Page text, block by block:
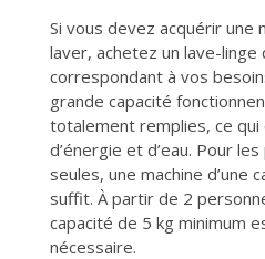
Si vous devez acquérir une
laver, achetez un lave-linge
correspondant à vos
grande capacité
totalement remplies, ce qui
d’énergie et d’eau. Pour
seules, une machine d’une
suffit. À partir de 2
capacité de 5 kg minimum
nécessaire.